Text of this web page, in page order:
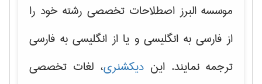
موسسه البرز اصطلاحات تخصصی رشته خود را
از فارسی به انگلیسی و یا از انگلیسی به فارسی
ترجمه نمایند. این دیکشنری، لغات تخصصی